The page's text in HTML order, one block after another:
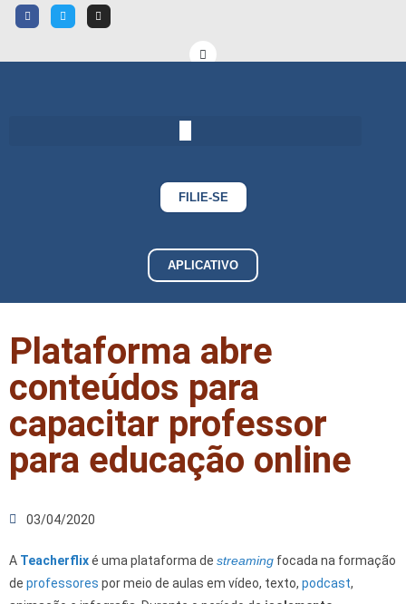
FILIE-SE
APLICATIVO
Plataforma abre
conteúdos para
capacitar professor
para educação online
03/04/2020
A Teacherflixé uma plataforma de streaming focada na formação
de professores por meio de aulas em vídeo, texto, podcast,